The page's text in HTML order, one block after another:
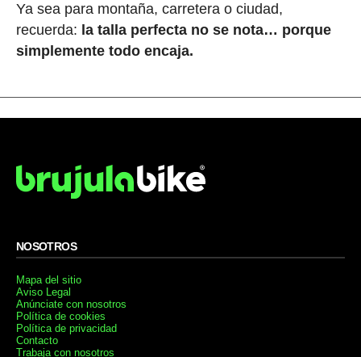
Ya sea para montaña, carretera o ciudad,
recuerda: la talla perfecta no se nota… porque
simplemente todo encaja.
NOSOTROS
Mapa del sitio
Aviso Legal
Anúnciate con nosotros
Política de cookies
Política de privacidad
Contacto
Trabaja con nosotros